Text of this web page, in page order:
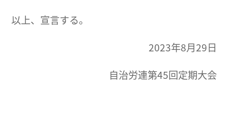
以上、宣言する。
2023年8月29日
自治労連第45回定期大会